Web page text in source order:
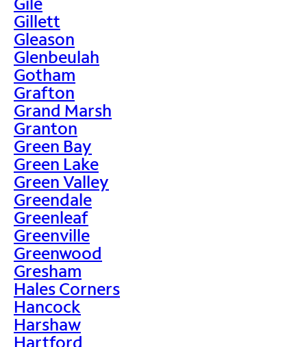
Gillett
Gleason
Glenbeulah
Gotham
Grafton
Grand Marsh
Granton
Green Bay
Green Lake
Green Valley
Greendale
Greenleaf
Greenville
Greenwood
Gresham
Hales Corners
Hancock
Harshaw
Hartford